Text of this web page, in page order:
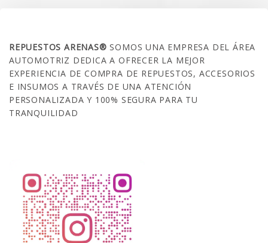
REPUESTOS ARENAS®SOMOS UNA EMPRESA DEL ÁREA
AUTOMOTRIZ DEDICA A OFRECER LA MEJOR
EXPERIENCIA DE COMPRA DE REPUESTOS, ACCESORIOS
E INSUMOS A TRAVÉS DE UNA ATENCIÓN
PERSONALIZADA Y 100% SEGURA PARA TU
TRANQUILIDAD